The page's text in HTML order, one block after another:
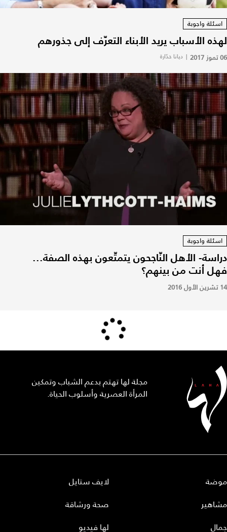
اسئلة واجوبة
لهذه الأسباب يريد الأبناء التعرّف إلى جذورهم
06 تموز 2017 | ديانا حدّارة
اسئلة واجوبة
دراسة- الأهل النّاجحون يتمتّعون بهذه الصفة...
فهل أنت من بينهم؟
14 تشرين الأول 2016
مجلة لها تهتم بدعم الشباب وتمكين
المرأة العصرية وأسلوب الحياة.
موضة
مشاهير
جمال
لايف ستايل
صحة ورشاقة
لها فيديو